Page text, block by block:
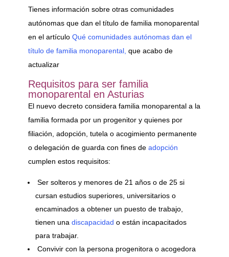
Tienes información sobre otras comunidades
autónomas que dan el título de familia monoparental
en el artículo Qué comunidades autónomas dan el
título de familia monoparental, que acabo de
actualizar
Requisitos para ser familia
monoparental en Asturias
El nuevo decreto considera familia monoparental a la
familia formada por un progenitor y quienes por
filiación, adopción, tutela o acogimiento permanente
o delegación de guarda con fines de adopción
cumplen estos requisitos:
Ser solteros y menores de 21 años o de 25 si
cursan estudios superiores, universitarios o
encaminados a obtener un puesto de trabajo,
tienen una discapacidad o están incapacitados
para trabajar.
Convivir con la persona progenitora o acogedora